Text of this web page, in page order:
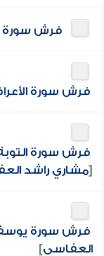
فرش سورة
فرش سورة
فرش سورة
[مشاري راشد
فرش سورة يوسف
العفاسي]